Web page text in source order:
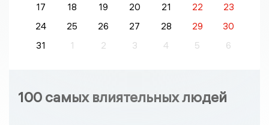
17
18 19 20 21 22
23
24
25 26 27 28 29
30
31
1 2 3 4 5 6
100 самых влиятельных людей